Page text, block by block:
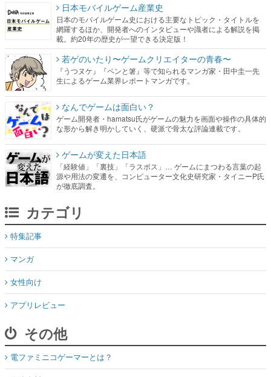
日本モバイルゲーム産業史
日本のモバイルゲーム史における主要なトピック・タイトルを
網羅するほか、開発者へのインタビューや識者による解説を掲
載。約20年の歴史が一望できる決定版！
若ゲのいたり〜ゲームクリエイターの青春〜
『うつヌケ』『ペンと箸』等で知られるマンガ家・田中圭一先
生によるゲーム業界レポートマンガです。
なんでゲームは面白い？
ゲーム開発者・hamatsu氏がゲームの魅力を画面や操作の具体的
な形から解き明かしていく、硬派で骨太な評論連載です。
ゲームが変えた日本語
「経験値」「裏技」「ラスボス」… ゲームにまつわる言葉の起
源や用法の変遷を、コンピューター文化史研究家・タイニーP氏
が徹底調査。
カテゴリ
特集記事
マンガ
女性向け
アプリレビュー
その他
電ファミニコゲーマーとは？